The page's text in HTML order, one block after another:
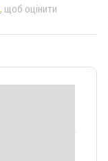
, щоб оцінити